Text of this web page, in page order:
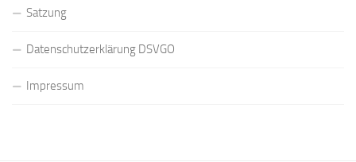
Satzung
Datenschutzerklärung DSVGO
Impressum